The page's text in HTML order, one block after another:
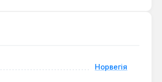
та інших житлових приміщеннях,
Норвегія